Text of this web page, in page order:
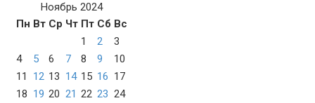
Ноябрь 2024
Пн Вт Ср Чт Пт Сб Вс
1
2
3
4
5 6 7 8 9
10
11
12 13 14 15 16 17
18 19 20 21 22 23 24